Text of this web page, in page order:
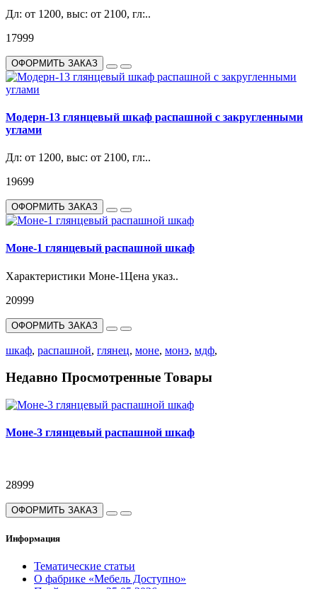
Дл: от 1200, выс: от 2100, гл:..
17999
ОФОРМИТЬ ЗАКАЗ
Модерн-13 глянцевый шкаф распашной с закругленными
углами
Дл: от 1200, выс: от 2100, гл:..
19699
ОФОРМИТЬ ЗАКАЗ
Моне-1 глянцевый распашной шкаф
Характеристики Моне-1Цена указ..
20999
ОФОРМИТЬ ЗАКАЗ
шкаф, распашной, глянец, моне, монэ, мдф,
Недавно Просмотренные Товары
Моне-3 глянцевый распашной шкаф
28999
ОФОРМИТЬ ЗАКАЗ
Информация
Тематические статьи
О фабрике «Мебель Доступно»